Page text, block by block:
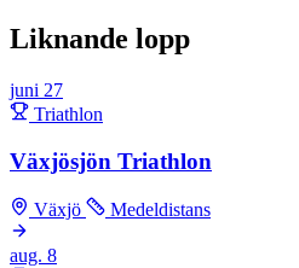
Liknande lopp
juni 27
Triathlon
Växjösjön Triathlon
Växjö Medeldistans
aug. 8